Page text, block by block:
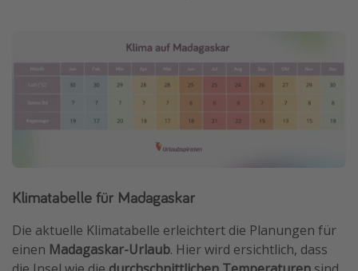
Klimatabelle für Madagaskar
Die aktuelle Klimatabelle erleichtert die Planungen für
einen Madagaskar-Urlaub. Hier wird ersichtlich, dass